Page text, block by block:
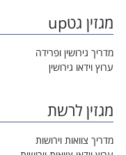
מגזין גטup
מדריך גירושין ופרידה
ערוץ וידאו גירושין
מגזין לרשת
מדריך צוואות וירושות